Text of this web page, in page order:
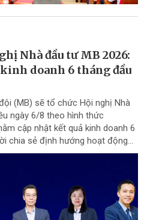
Nhà đầu tư MB 2026:
doanh 6 tháng đầu
(MB) sẽ tổ chức Hội nghị Nhà
ngày 6/8 theo hình thức
cập nhật kết quả kinh doanh 6
chia sẻ định hướng hoạt động...